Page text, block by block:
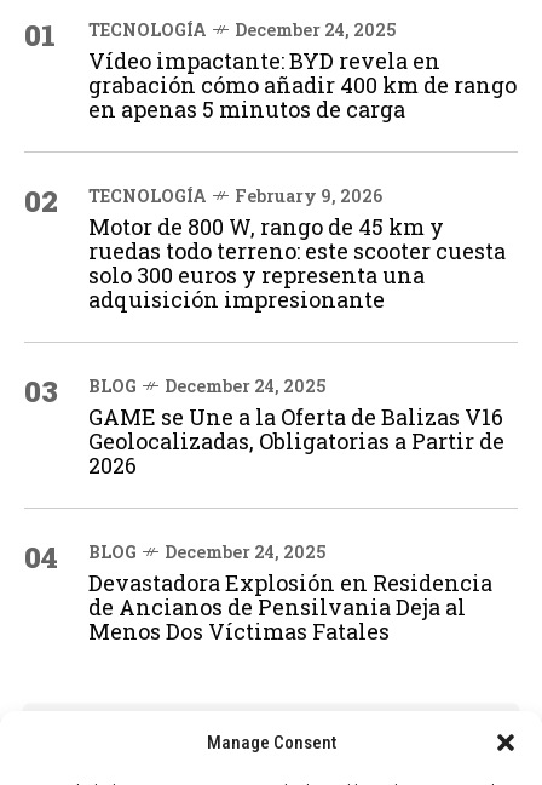
Manage Consent
01 TECNOLOGÍA December 24, 2025
Vídeo impactante: BYD revela en
grabación cómo añadir 400 km de rango
en apenas 5 minutos de carga
02 TECNOLOGÍA February 9, 2026
Motor de 800 W, rango de 45 km y
ruedas todo terreno: este scooter cuesta
solo 300 euros y representa una
adquisición impresionante
03 BLOG December 24, 2025
GAME se Une a la Oferta de Balizas V16
Geolocalizadas, Obligatorias a Partir de
2026
04 BLOG December 24, 2025
Devastadora Explosión en Residencia
de Ancianos de Pensilvania Deja al
Menos Dos Víctimas Fatales